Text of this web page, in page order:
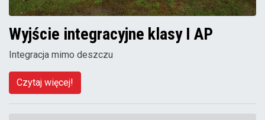
Wyjście integracyjne klasy I AP
Integracja mimo deszczu
Czytaj więcej!